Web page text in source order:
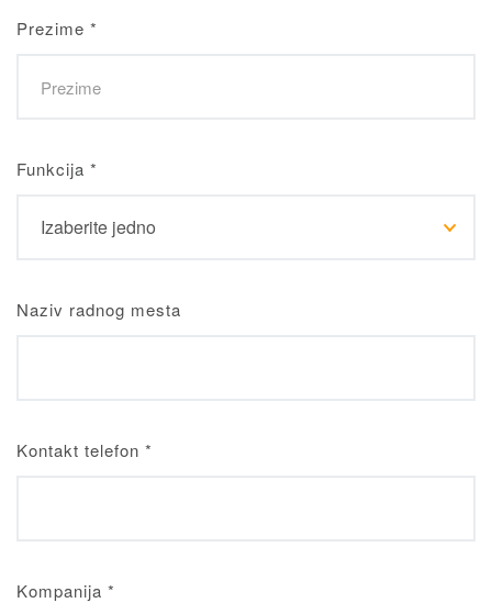
Prezime *
Funkcija *
Naziv radnog mesta
Kontakt telefon *
Kompanija *